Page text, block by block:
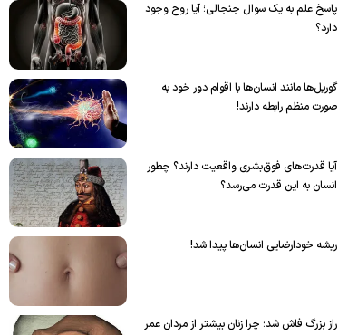
پاسخ علم به یک سوال جنجالی؛ آیا روح وجود
دارد؟
گوریل‌ها مانند انسان‌ها با اقوام دور خود به
صورت منظم رابطه دارند!
آیا قدرت‌های فوق‌بشری واقعیت دارند؟ چطور
انسان به این قدرت‌ می‌رسد؟
ریشه خودارضایی انسان‌ها پیدا شد!
راز بزرگ فاش شد؛ چرا زنان بیشتر از مردان عمر